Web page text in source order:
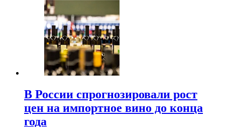
В России спрогнозировали рост
цен на импортное вино до конца
года